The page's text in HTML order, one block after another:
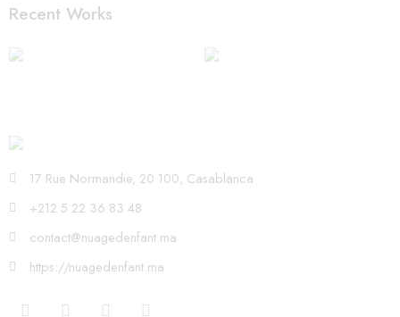
Recent Works
17 Rue Normandie, 20 100, Casablanca
+212 5 22 36 83 48
contact@nuagedenfant.ma
https://nuagedenfant.ma